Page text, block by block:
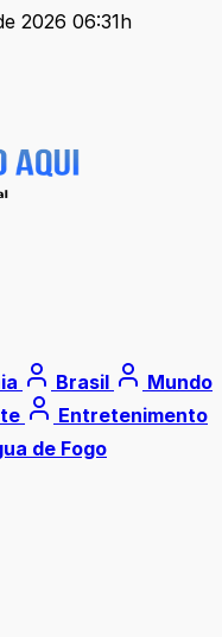
2026 06:31h
Brasil
Mundo
Entretenimento
de Fogo